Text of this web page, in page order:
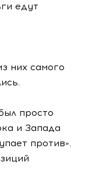
едут
них самого
просто
и Запада
против».